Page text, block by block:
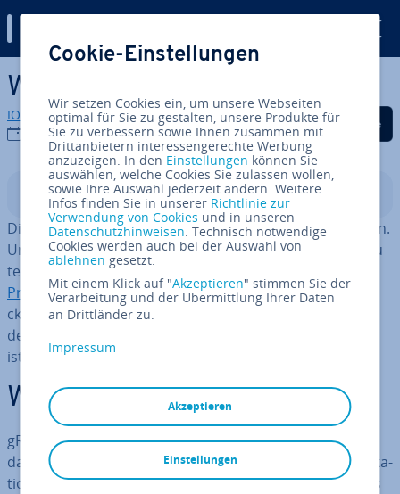
Zum Haupt­in­halt springen
Was ist gRPC?
IONOS Redaktion
13.05.2020
Auf Facebook teilen
Auf Twitter teilen
Auf LinkedIn
In­halts­ver­zeich­nis
Die Netz­werk­tech­nik schreitet nach wie vor rasant voran.
Um den stei­gen­den An­for­de­run­gen in ver­teil­ten Com­pu­
ter­sys­te­men gerecht zu werden, wurde für
Procedure Callsein neues System namens gRPC ent­wi­
ckelt. Das „g“ steht dabei für Google, die maß­geb­lich an
der Ent­wick­lung beteiligt waren. Wir erklären, was gRPC
ist, wie es funk­tio­niert und wo es verwendet wird.
Was ist gRPC?
gRPC ist ein modernes Remote-Procedure-Call-System,
das mit neu­ar­ti­gen Ver­fah­rens­tech­ni­ken die Kom­mu­ni­ka­
ti­on in ver­teil­ten Client-Server-Ar­chi­tek­tu­ren besonders
Cookie-Einstellungen
Wir setzen Cookies ein, um unsere Webseiten
optimal für Sie zu gestalten, unsere Produkte für
Sie zu verbessern sowie Ihnen zusammen mit
Drittanbietern interessengerechte Werbung
anzuzeigen. In den Einstellungen können Sie
auswählen, welche Cookies Sie zulassen wollen,
sowie Ihre Auswahl jederzeit ändern. Weitere
Infos finden Sie in unserer Richtlinie zur
Verwendung von Cookies und in unseren
Datenschutzhinweisen. Technisch notwendige
Cookies werden auch bei der Auswahl von
ablehnen gesetzt.
Mit einem Klick auf "Akzeptieren" stimmen Sie der
Verarbeitung und der Übermittlung Ihrer Daten
an Drittländer zu.
Impressum
Akzeptieren
Einstellungen